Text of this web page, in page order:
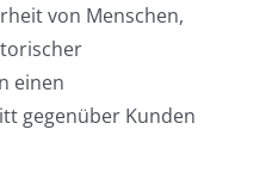
von Menschen,
einen
gegenüber Kunden